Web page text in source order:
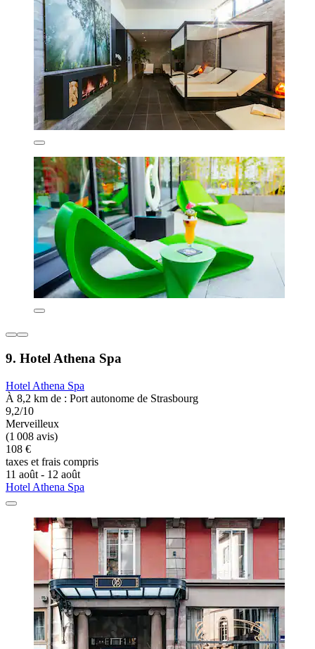
9. Hotel Athena Spa
Hotel Athena Spa
À 8,2 km de : Port autonome de Strasbourg
9,2/10
Merveilleux
(1 008 avis)
108 €
taxes et frais compris
11 août - 12 août
Hotel Athena Spa